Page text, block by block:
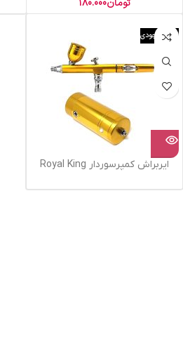
تومان180.000
اتمام موجودی
ایربراش کمپرسوردار Royal King